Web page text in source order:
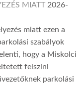
MIATT 2026-
miatt ezen a
szabályok
hogy a Miskolci
felszíni
parkolási